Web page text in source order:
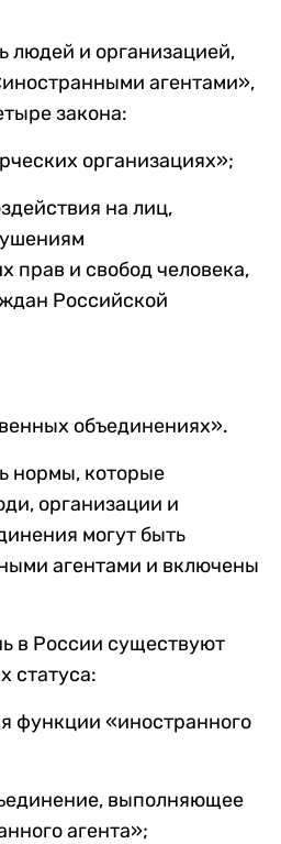
людей и организацией,
агентами»,
закона:
организациях»;
на лиц,
прав и свобод человека,
Российской
объединениях».
нормы, которые
организации и
могут быть
агентами и включены
в России существуют
статуса:
функции «иностранного
выполняющее
агента»;